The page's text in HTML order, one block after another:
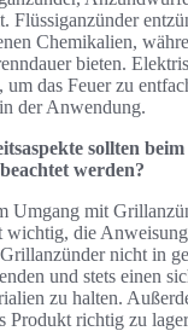
Flüssiganzünder
Chemikalien,
bieten.
das Feuer zu
der Anwendung.
sollten
werden?
Umgang mit
wichtig, die
nicht in
und stets einen
zu halten.
Produkt richtig zu